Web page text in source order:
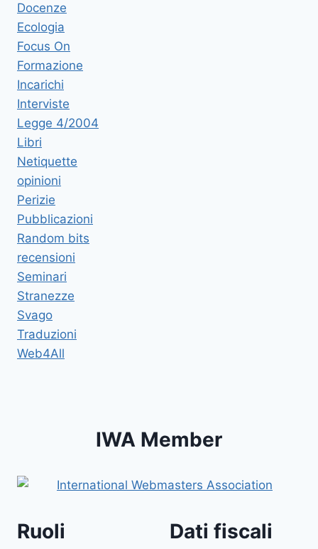
Docenze
Ecologia
Focus On
Formazione
Incarichi
Interviste
Legge 4/2004
Libri
Netiquette
opinioni
Perizie
Pubblicazioni
Random bits
recensioni
Seminari
Stranezze
Svago
Traduzioni
Web4All
IWA Member
Ruoli Dati fiscali